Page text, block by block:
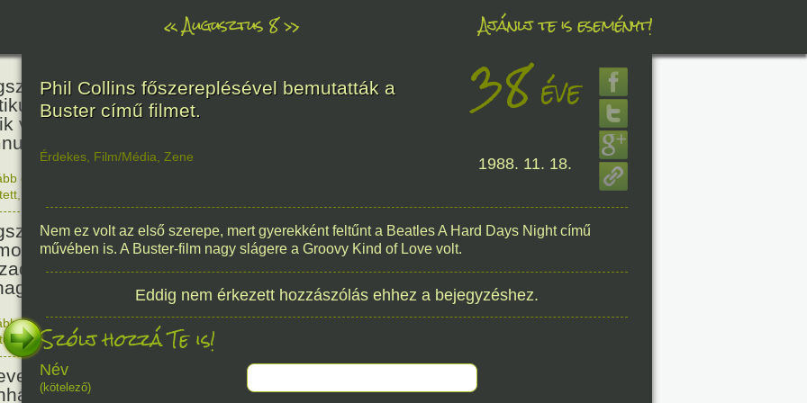
«Augusztus 8» Ajánlj te is eseményt!
Kölcsey Ferenc költő,
akadémikus, a reformkor
vezéregyénisége, a nemzeti
költője.
236éve
olvasom
Mikes Kelemen
műfordító, a XVIII.
magyar prózairodalom
alakja.
336éve
olvasom
1 hozzászólás, szólj Te is hozzá!
,Történelem, Irodalom,Magyar
a Pesti Magyar
Nemzeti Színháznak.
186éve
Phil Collins főszereplésével bemutatták a
Buster című filmet.
38éve
Érdekes Film/Média Zene 1988. 11. 18.
Nem ez volt az első szerepe, mert gyerekként feltűnt a Beatles A Hard Days Night című
művében is. A Buster-film nagy slágere a Groovy Kind of Love volt.
Eddig nem érkezett hozzászólás ehhez a bejegyzéshez.
Szólj hozzá Te is!
Név
(kötelező)